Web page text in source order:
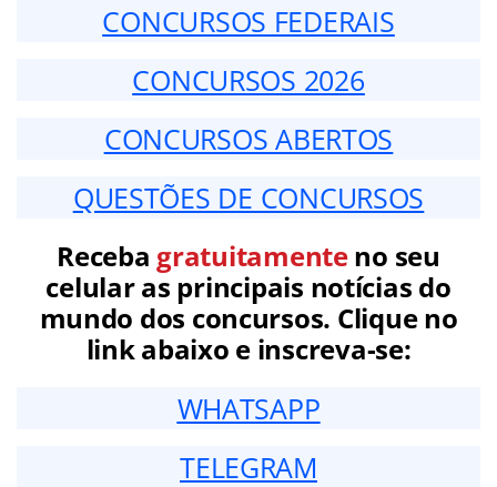
CONCURSOS FEDERAIS
CONCURSOS 2026
CONCURSOS ABERTOS
QUESTÕES DE CONCURSOS
Receba gratuitamenteno seu
celular as principais notícias do
mundo dos concursos. Clique no
link abaixo e inscreva-se:
WHATSAPP
TELEGRAM